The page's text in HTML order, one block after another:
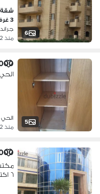
6
شقة
3 غرف نوم
جراند
منذ 2 أيام
5
الحي
الحي
منذ 2 أيام
٦ اكتوبر